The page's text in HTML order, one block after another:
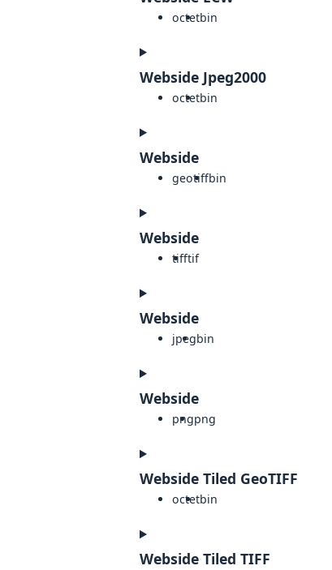
octetbin
Webside Jpeg2000
octetbin
Webside
geotiffbin
Webside
tifftif
Webside
jpegbin
Webside
pngpng
Webside Tiled GeoTIFF
octetbin
Webside Tiled TIFF